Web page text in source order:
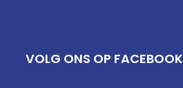
VOLG ONS OP FACEBOOK